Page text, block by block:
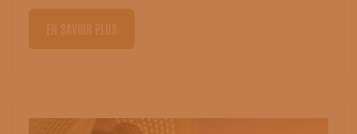
EN SAVOIR PLUS